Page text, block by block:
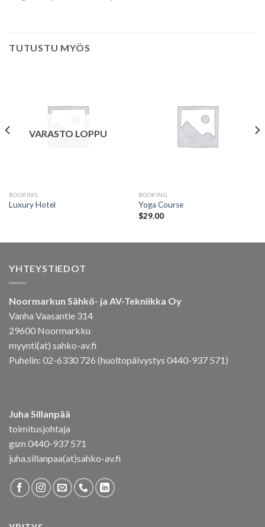
TUTUSTU MYÖS
VARASTO LOPPU
BOOKING
Luxury Hotel
BOOKING
Yoga Course
$29.00
YHTEYSTIEDOT
Noormarkun Sähkö- ja AV-Tekniikka Oy
Vanha Vaasantie 314
29600 Noormarkku
myynti(at) sahko-av.fi
Puhelin: 02-6330 726 (huoltopäivystys 0440-937 571)
Juha Sillanpää
toimitusjohtaja
gsm 0440-937 571
juha.sillanpaa(at)sahko-av.fi